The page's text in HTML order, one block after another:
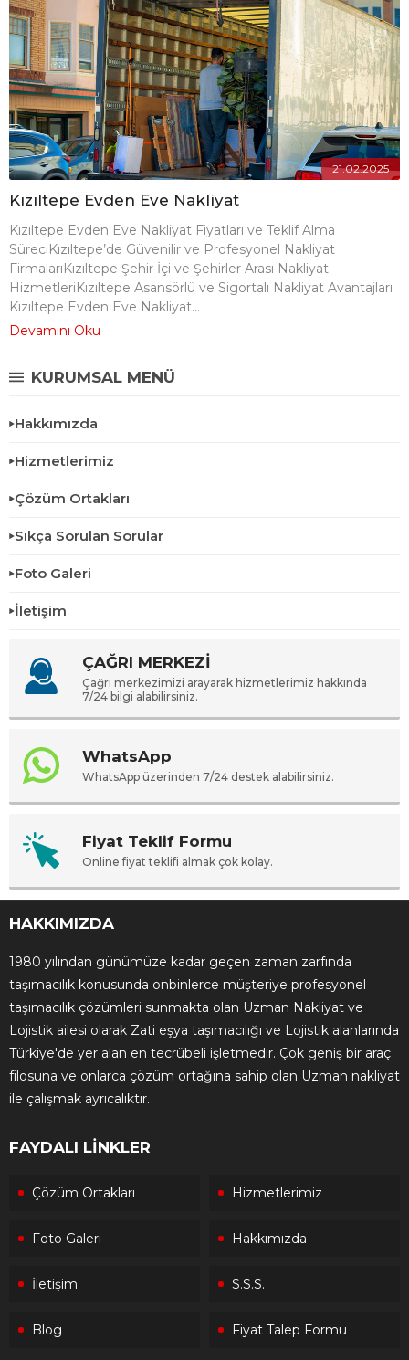
21.02.2025
Kızıltepe Evden Eve Nakliyat
Kızıltepe Evden Eve Nakliyat Fiyatları ve Teklif Alma
SüreciKızıltepe’de Güvenilir ve Profesyonel Nakliyat
FirmalarıKızıltepe Şehir İçi ve Şehirler Arası Nakliyat
HizmetleriKızıltepe Asansörlü ve Sigortalı Nakliyat Avantajları
Kızıltepe Evden Eve Nakliyat...
Devamını Oku
KURUMSAL MENÜ
Hakkımızda
Hizmetlerimiz
Çözüm Ortakları
Sıkça Sorulan Sorular
Foto Galeri
İletişim
ÇAĞRI MERKEZİ
Çağrı merkezimizi arayarak hizmetlerimiz hakkında
7/24 bilgi alabilirsiniz.
WhatsApp
WhatsApp üzerinden 7/24 destek alabilirsiniz.
Fiyat Teklif Formu
Online fiyat teklifi almak çok kolay.
HAKKIMIZDA
1980 yılından günümüze kadar geçen zaman zarfında
taşımacılık konusunda onbinlerce müşteriye profesyonel
taşımacılık çözümleri sunmakta olan Uzman Nakliyat ve
Lojistik ailesi olarak Zati eşya taşımacılığı ve Lojistik alanlarında
Türkiye'de yer alan en tecrübeli işletmedir. Çok geniş bir araç
filosuna ve onlarca çözüm ortağına sahip olan Uzman nakliyat
ile çalışmak ayrıcalıktır.
FAYDALI LİNKLER
Çözüm Ortakları Hizmetlerimiz
Foto Galeri Hakkımızda
İletişim S.S.S.
Blog Fiyat Talep Formu